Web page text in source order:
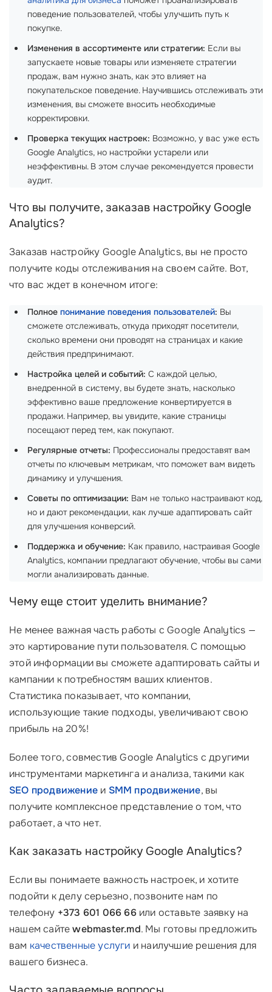
поведение пользователей, чтобы улучшить путь к
покупке.
Изменения в ассортименте или стратегии: Если вы
запускаете новые товары или изменяете стратегии
продаж, вам нужно знать, как это влияет на
покупательское поведение. Научившись отслеживать эти
изменения, вы сможете вносить необходимые
корректировки.
Проверка текущих настроек: Возможно, у вас уже есть
Google Analytics, но настройки устарели или
неэффективны. В этом случае рекомендуется провести
аудит.
Что вы получите, заказав настройку Google
Analytics?
Заказав настройку Google Analytics, вы не просто
получите коды отслеживания на своем сайте. Вот,
что вас ждет в конечном итоге:
Полное понимание поведения пользователей: Вы
сможете отслеживать, откуда приходят посетители,
сколько времени они проводят на страницах и какие
действия предпринимают.
Настройка целей и событий: С каждой целью,
внедренной в систему, вы будете знать, насколько
эффективно ваше предложение конвертируется в
продажи. Например, вы увидите, какие страницы
посещают перед тем, как покупают.
Регулярные отчеты: Профессионалы предоставят вам
отчеты по ключевым метрикам, что поможет вам видеть
динамику и улучшения.
Советы по оптимизации: Вам не только настраивают код,
но и дают рекомендации, как лучше адаптировать сайт
для улучшения конверсий.
Поддержка и обучение: Как правило, настраивая Google
Analytics, компании предлагают обучение, чтобы вы сами
могли анализировать данные.
Чему еще стоит уделить внимание?
Не менее важная часть работы с Google Analytics —
это картирование пути пользователя. С помощью
этой информации вы сможете адаптировать сайты и
кампании к потребностям ваших клиентов.
Статистика показывает, что компании,
использующие такие подходы, увеличивают свою
прибыль на 20%!
Более того, совместив Google Analytics с другими
инструментами маркетинга и анализа, такими как
SEO продвижение и SMM продвижение, вы
получите комплексное представление о том, что
работает, а что нет.
Как заказать настройку Google Analytics?
Если вы понимаете важность настроек, и хотите
подойти к делу серьезно, позвоните нам по
телефону +373 601 066 66или оставьте заявку на
нашем сайтеwebmaster.md. Мы готовы предложить
вам качественные услуги и наилучшие решения для
вашего бизнеса.